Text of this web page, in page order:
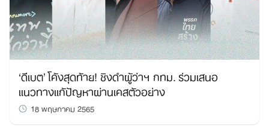
‘ดีเบต’ โค้งสุดท้าย! ชิงดำผู้ว่าฯ กทม. ร่วมเสนอ
แนวทางแก้ปัญหาผ่านเคสตัวอย่าง
18 พฤษภาคม 2565